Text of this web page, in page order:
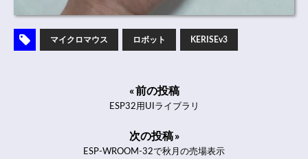
マイクロマウス ロボット KERISEv3
« 前の投稿
ESP32用UIライブラリ
次の投稿 »
ESP-WROOM-32で秋月の売場表示